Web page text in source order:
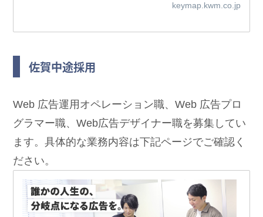
keymap.kwm.co.jp
佐賀中途採用
Web 広告運用オペレーション職、Web 広告プロ
グラマー職、Web広告デザイナー職を募集してい
ます。具体的な業務内容は下記ページでご確認く
ださい。